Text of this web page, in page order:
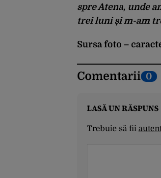
spre Atena, unde
trei luni și m-am
Sursa foto –
Comentarii 0
LASĂ UN RĂSPUNS
Trebuie să fii